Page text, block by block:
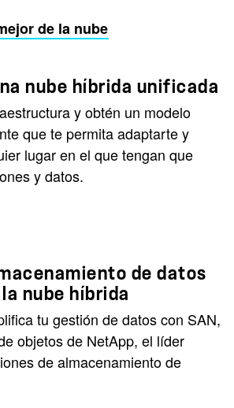
de la nube
nube híbrida unificada
y obtén un modelo
que te permita adaptarte y
lugar en el que tengan que
y datos.
de datos
nube híbrida
tu gestión de datos con SAN,
objetos de NetApp, el líder
de almacenamiento de